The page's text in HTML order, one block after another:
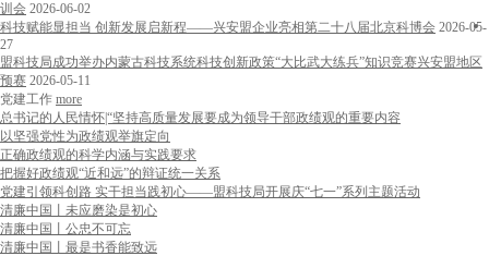
训会 2026-06-02
科技赋能显担当 创新发展启新程——兴安盟企业亮相第二十八届北京科博会 2026-05-
27
盟科技局成功举办内蒙古科技系统科技创新政策“大比武大练兵”知识竞赛兴安盟地区
预赛 2026-05-11
党建工作 more
总书记的人民情怀|“坚持高质量发展要成为领导干部政绩观的重要内容
以坚强党性为政绩观举旗定向
正确政绩观的科学内涵与实践要求
把握好政绩观“近和远”的辩证统一关系
党建引领科创路 实干担当践初心——盟科技局开展庆“七一”系列主题活动
清廉中国丨未应磨染是初心
清廉中国丨公忠不可忘
清廉中国丨最是书香能致远